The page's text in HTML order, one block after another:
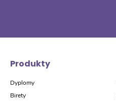
Produkty
Dyplomy
Birety